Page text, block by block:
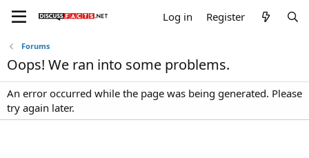
Log in Register
Forums
Oops! We ran into some problems.
An error occurred while the page was being generated. Please
try again later.